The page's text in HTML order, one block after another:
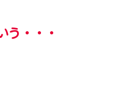
う・・・